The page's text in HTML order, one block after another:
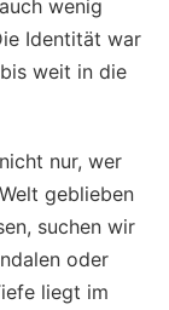
wenig
Identität war
weit in die
nur, wer
geblieben
suchen wir
oder
liegt im